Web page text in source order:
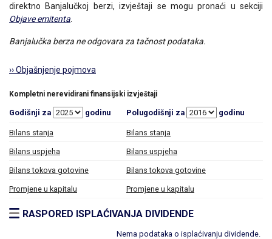
direktno Banjalučkoj berzi, izvještaji se mogu pronaći u sekciji
Objave emitenta
Banjalučka berza ne odgovara za tačnost podataka.
›› Objašnjenje pojmova
Kompletni nerevidirani finansijski izvještaji
Godišnji za godinu Polugodišnji za godinu
Bilans stanja Bilans stanja
Bilans uspjeha Bilans uspjeha
Bilans tokova gotovine Bilans tokova gotovine
Promjene u kapitalu Promjene u kapitalu
RASPORED ISPLAĆIVANJA DIVIDENDE
Nema podataka o isplaćivanju dividende.